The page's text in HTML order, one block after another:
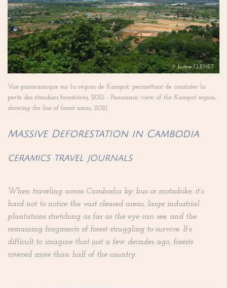
Vue panoramique sur la région de Kampot, permettant de constater la
perte des étendues forestières, 2021 - Panoramic view of the Kampot region,
showing the loss of forest areas, 2021
Massive Deforestation in Cambodia
ceramics travel journals
When traveling across Cambodia by bus or motorbike, it’s
hard not to notice the vast cleared areas, large industrial
plantations stretching as far as the eye can see, and the
remaining fragments of forest struggling to survive. It’s
difficult to imagine that just a few decades ago, forests
covered more than half of the country.